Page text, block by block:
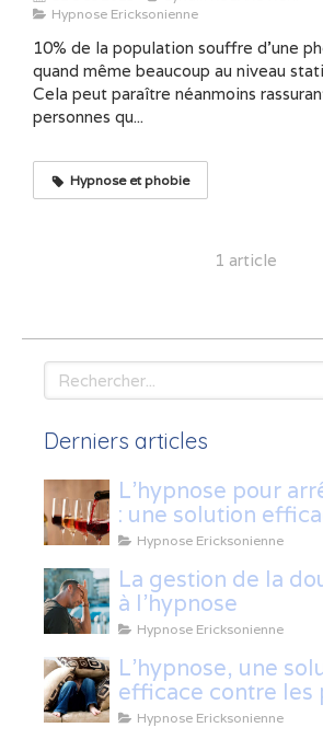
Hypnose Ericksonienne
10% de la population souffre d’une
quand même beaucoup au niveau
Cela peut paraître néanmoins
personnes qu...
Hypnose et phobie
1 article
Rechercher
Derniers articles
L’hypnose pour
: une solution
naturelle
Hypnose Ericksonienne
La gestion de la
à l'hypnose
Hypnose Ericksonienne
L'hypnose, une
efficace contre les
phobies
Hypnose Ericksonienne